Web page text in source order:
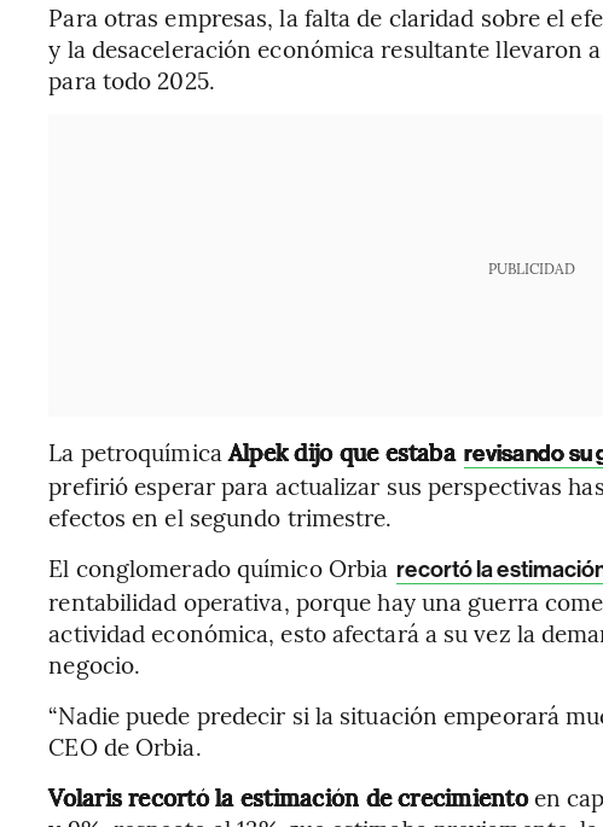
Para otras empresas, la falta de claridad sobre el
y la desaceleración económica resultante llevaron
para todo 2025.
PUBLICIDAD
La petroquímicaAlpek dijo que estaba revisando su
prefirió esperar para actualizar sus perspectivas
efectos en el segundo trimestre.
El conglomerado químico Orbia recortó la
rentabilidad operativa, porque hay una guerra
actividad económica, esto afectará a su vez la
negocio.
“Nadie puede predecir si la situación empeorará
CEO de Orbia.
Volaris recortó la estimación de crecimientoen